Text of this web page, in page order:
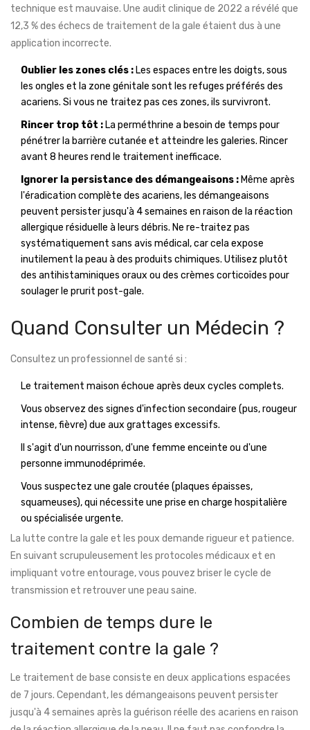
technique est mauvaise. Une audit clinique de 2022 a révélé que
12,3 % des échecs de traitement de la gale étaient dus à une
application incorrecte.
Oublier les zones clés : Les espaces entre les doigts, sous
les ongles et la zone génitale sont les refuges préférés des
acariens. Si vous ne traitez pas ces zones, ils survivront.
Rincer trop tôt : La perméthrine a besoin de temps pour
pénétrer la barrière cutanée et atteindre les galeries. Rincer
avant 8 heures rend le traitement inefficace.
Ignorer la persistance des démangeaisons : Même après
l'éradication complète des acariens, les démangeaisons
peuvent persister jusqu'à 4 semaines en raison de la réaction
allergique résiduelle à leurs débris. Ne re-traitez pas
systématiquement sans avis médical, car cela expose
inutilement la peau à des produits chimiques. Utilisez plutôt
des antihistaminiques oraux ou des crèmes corticoïdes pour
soulager le prurit post-gale.
Quand Consulter un Médecin ?
Consultez un professionnel de santé si :
Le traitement maison échoue après deux cycles complets.
Vous observez des signes d'infection secondaire (pus, rougeur
intense, fièvre) due aux grattages excessifs.
Il s'agit d'un nourrisson, d'une femme enceinte ou d'une
personne immunodéprimée.
Vous suspectez une gale croutée (plaques épaisses,
squameuses), qui nécessite une prise en charge hospitalière
ou spécialisée urgente.
La lutte contre la gale et les poux demande rigueur et patience.
En suivant scrupuleusement les protocoles médicaux et en
impliquant votre entourage, vous pouvez briser le cycle de
transmission et retrouver une peau saine.
Combien de temps dure le
traitement contre la gale ?
Le traitement de base consiste en deux applications espacées
de 7 jours. Cependant, les démangeaisons peuvent persister
jusqu'à 4 semaines après la guérison réelle des acariens en raison